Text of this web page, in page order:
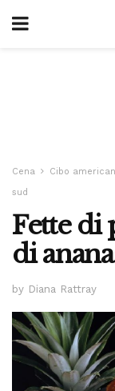
Cena Cibo
sud
Fette di
di
by Diana Rattray